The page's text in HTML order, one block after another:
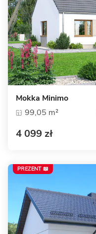
Mokka Minimo
99,05 m²
4 099 zł
PREZENT 📖